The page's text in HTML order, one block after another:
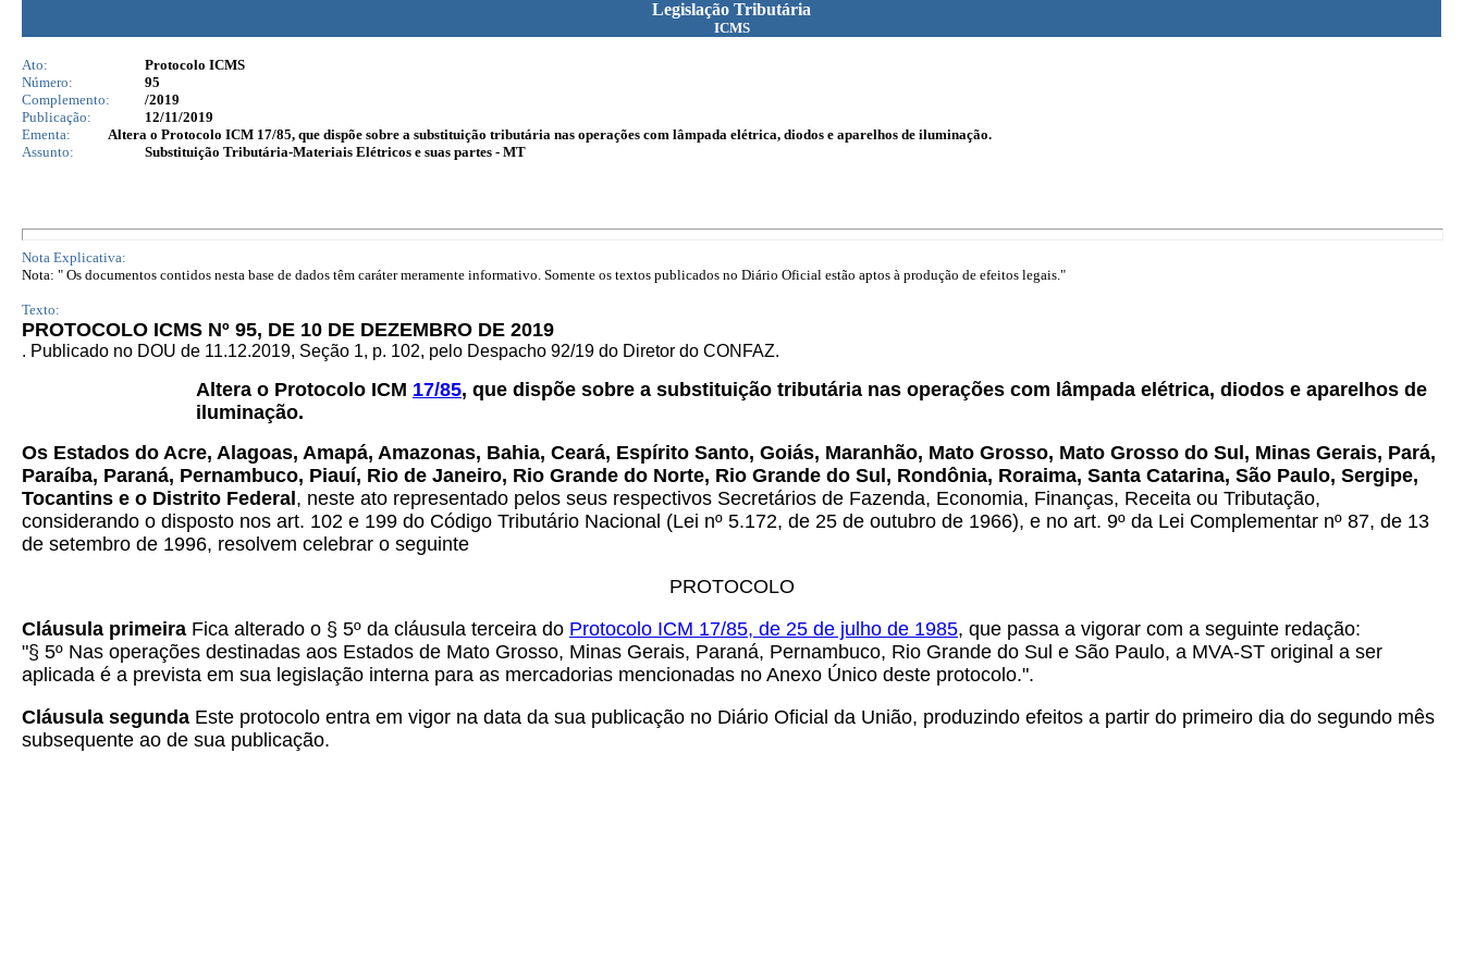
Legislação Tributária
ICMS
Ato:
Protocolo ICMS
Número:
95
Complemento:
/2019
Publicação:
12/11/2019
Ementa:
Altera o Protocolo ICM 17/85, que dispõe sobre a substituição tributária nas operações com lâmpada elétrica, diodos e aparelhos de iluminação.
Assunto:
Substituição Tributária-Materiais Elétricos e suas partes - MT
Nota Explicativa:
Nota: " Os documentos contidos nesta base de dados têm caráter meramente informativo. Somente os textos publicados no Diário Oficial estão aptos à produção de efeitos legais."
Texto:
PROTOCOLO ICMS Nº 95, DE 10 DE DEZEMBRO DE 2019
. Publicado no DOU de 11.12.2019, Seção 1, p. 102, pelo Despacho 92/19 do Diretor do CONFAZ.
Altera o Protocolo ICM 17/85, que dispõe sobre a substituição tributária nas operações com lâmpada elétrica, diodos e aparelhos de
iluminação.
Os Estados do Acre, Alagoas, Amapá, Amazonas, Bahia, Ceará, Espírito Santo, Goiás, Maranhão, Mato Grosso, Mato Grosso do Sul, Minas Gerais, Pará,
Paraíba, Paraná, Pernambuco, Piauí, Rio de Janeiro, Rio Grande do Norte, Rio Grande do Sul, Rondônia, Roraima, Santa Catarina, São Paulo, Sergipe,
Tocantins e o Distrito Federal , neste ato representado pelos seus respectivos Secretários de Fazenda, Economia, Finanças, Receita ou Tributação,
considerando o disposto nos art. 102 e 199 do Código Tributário Nacional (Lei nº 5.172, de 25 de outubro de 1966), e no art. 9º da Lei Complementar nº 87, de 13
de setembro de 1996, resolvem celebrar o seguinte
PROTOCOLO
Cláusula primeira Fica alterado o § 5º da cláusula terceira do Protocolo ICM 17/85, de 25 de julho de 1985, que passa a vigorar com a seguinte redação:
"§ 5º Nas operações destinadas aos Estados de Mato Grosso, Minas Gerais, Paraná, Pernambuco, Rio Grande do Sul e São Paulo, a MVA-ST original a ser
aplicada é a prevista em sua legislação interna para as mercadorias mencionadas no Anexo Único deste protocolo.".
Cláusula segunda Este protocolo entra em vigor na data da sua publicação no Diário Oficial da União, produzindo efeitos a partir do primeiro dia do segundo mês
subsequente ao de sua publicação.